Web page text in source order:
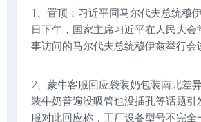
1、置顶：习近平同马尔代夫总统穆
日下午，国家主席习近平在人民大会
事访问的马尔代夫总统穆伊兹举行会
2、蒙牛客服回应袋装奶包装南北差
装牛奶普遍没吸管也没插孔等话题引
服对此回应称，工厂设备型号不完全